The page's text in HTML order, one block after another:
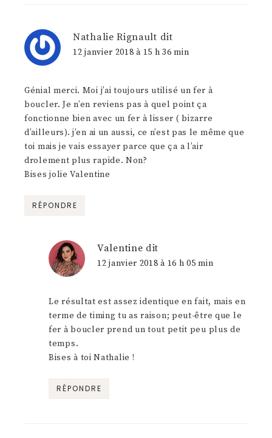
Nathalie Rignault dit
12 janvier 2018 à 15 h 36 min
Génial merci. Moi j’ai toujours utilisé un fer à
boucler. Je n’en reviens pas à quel point ça
fonctionne bien avec un fer à lisser ( bizarre
d’ailleurs). j’en ai un aussi, ce n’est pas le même que
toi mais je vais essayer parce que ça a l’air
drolement plus rapide. Non?
Bises jolie Valentine
RÉPONDRE
Valentine dit
12 janvier 2018 à 16 h 05 min
Le résultat est assez identique en fait, mais en
terme de timing tu as raison; peut-être que le
fer à boucler prend un tout petit peu plus de
temps.
Bises à toi Nathalie !
RÉPONDRE